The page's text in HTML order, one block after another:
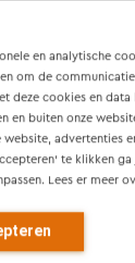
en analytische
om de
deze cookies en
en buiten onze
website, advertenties
te klikken
Lees er meer